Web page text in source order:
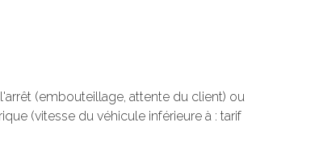
(embouteillage, attente du client) ou
(vitesse du véhicule inférieure à : tarif